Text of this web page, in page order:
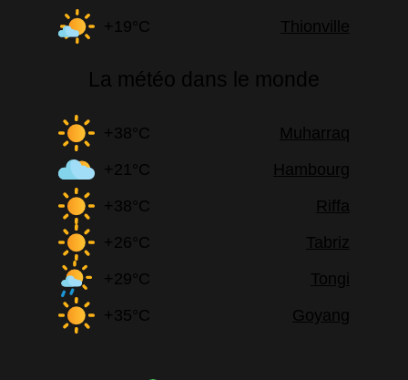
+19°C
Thionville
La météo dans le monde
+38°C
Muharraq
+21°C
Hambourg
+38°C
Riffa
+26°C
Tabriz
+29°C
Tongi
+35°C
Goyang